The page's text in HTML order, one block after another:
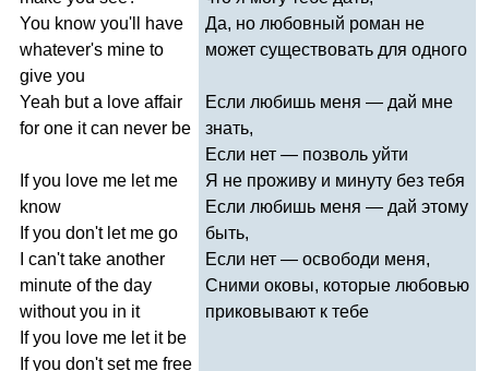
You know you'll
have
whatever's mine to
give you
Yeah but a love affair
for one it can never be
If you love me let me
know
If you don't let me go
can't take another
minute of the day
without you in it
If you love me let it be
If you don't set me free
Да, но любовный роман не
может существовать для одного
Если любишь меня — дай мне
знать,
Если нет — позволь уйти
Я не проживу и минуту без тебя
Если любишь меня — дай этому
быть,
Если нет — освободи меня,
Сними оковы, которые любовью
приковывают к тебе